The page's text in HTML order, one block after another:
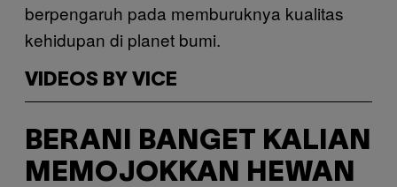
berpengaruh pada memburuknya kualitas
kehidupan di planet bumi.
VIDEOS BY VICE
BERANI BANGET KALIAN
MEMOJOKKAN HEWAN